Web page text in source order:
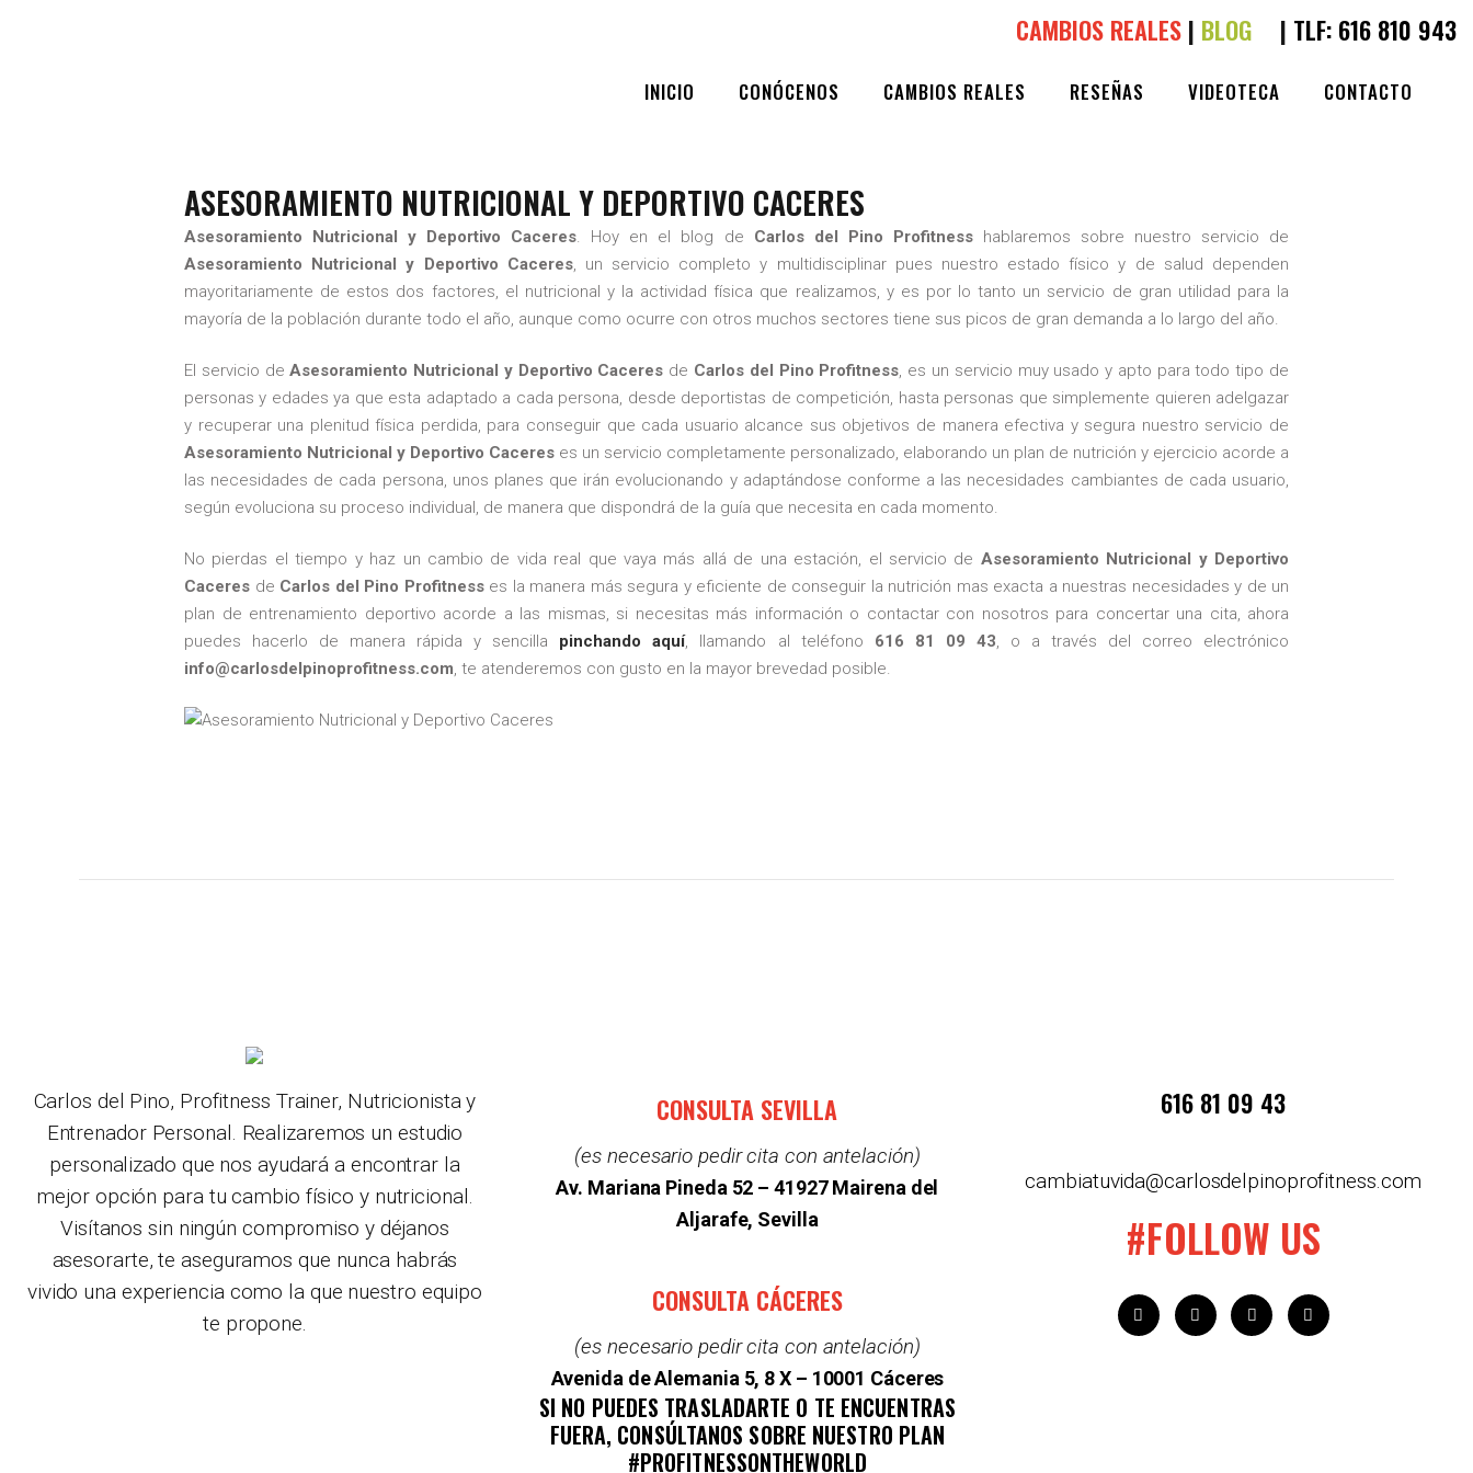
CAMBIOS REALES | BLOG | TLF: 616 810 943
INICIO CONÓCENOS CAMBIOS REALES RESEÑAS VIDEOTECA CONTACTO
ASESORAMIENTO NUTRICIONAL Y DEPORTIVO CACERES
Asesoramiento Nutricional y Deportivo Caceres. Hoy en el blog de Carlos del Pino Profitnesshablaremos sobre nuestro servicio de
Asesoramiento Nutricional y Deportivo Caceres, un servicio completo y multidisciplinar pues nuestro estado físico y de salud dependen
mayoritariamente de estos dos factores, el nutricional y la actividad física que realizamos, y es por lo tanto un servicio de gran utilidad para la
mayoría de la población durante todo el año, aunque como ocurre con otros muchos sectores tiene sus picos de gran demanda a lo largo del año.
El servicio deAsesoramiento Nutricional y Deportivo Caceres de Carlos del Pino Profitness, es un servicio muy usado y apto para todo tipo de
personas y edades ya que esta adaptado a cada persona, desde deportistas de competición, hasta personas que simplemente quieren adelgazar
y recuperar una plenitud física perdida, para conseguir que cada usuario alcance sus objetivos de manera efectiva y segura nuestro servicio de
Asesoramiento Nutricional y Deportivo Caceres es un servicio completamente personalizado, elaborando un plan de nutrición y ejercicio acorde a
las necesidades de cada persona, unos planes que irán evolucionando y adaptándose conforme a las necesidades cambiantes de cada usuario,
según evoluciona su proceso individual, de manera que dispondrá de la guía que necesita en cada momento.
No pierdas el tiempo y haz un cambio de vida real que vaya más allá de una estación, el servicio de Asesoramiento Nutricional y Deportivo
Caceres de Carlos del Pino Profitnesses la manera más segura y eficiente de conseguir la nutrición mas exacta a nuestras necesidades y de un
plan de entrenamiento deportivo acorde a las mismas, si necesitas más información o contactar con nosotros para concertar una cita, ahora
puedes hacerlo de manera rápida y sencilla pinchando aquí, llamando al teléfono 616 81 09 43, o a través del correo electrónico
info@carlosdelpinoprofitness.com, te atenderemos con gusto en la mayor brevedad posible.
Carlos del Pino, Profitness Trainer, Nutricionista y
Entrenador Personal. Realizaremos un estudio
personalizado que nos ayudará a encontrar la
mejor opción para tu cambio físico y nutricional.
Visítanos sin ningún compromiso y déjanos
asesorarte, te aseguramos que nunca habrás
vivido una experiencia como la que nuestro equipo
te propone.
CONSULTA SEVILLA
(es necesario pedir cita con antelación)
Av. Mariana Pineda 52 –41927 Mairena del
Aljarafe, Sevilla
CONSULTA CÁCERES
(es necesario pedir cita con antelación)
Avenida de Alemania 5, 8 X – 10001 Cáceres
SI NO PUEDES TRASLADARTE O TE ENCUENTRAS
FUERA, CONSÚLTANOS SOBRE NUESTRO PLAN
#PROFITNESSONTHEWORLD
616 81 09 43
cambiatuvida@carlosdelpinoprofitness.com
#FOLLOW US